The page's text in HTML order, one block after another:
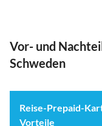
Vor- und
Schweden
Reise-Prepaid-
Vorteile